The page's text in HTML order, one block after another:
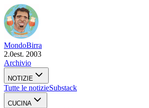
MondoBirra
2.0est. 2003
Archivio
NOTIZIE
Tutte le notizieSubstack
CUCINA